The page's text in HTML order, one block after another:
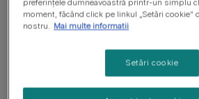
Nu are voturi
Dimensiuni disponibile 4x85g 12x85g
Mini fileuri suculente în sos cu
preferințele dumneavoastră printr-un simplu
moment, făcând click pe linkul „Setări cookie”
nostru. Mai multe informatii
Setări cookie